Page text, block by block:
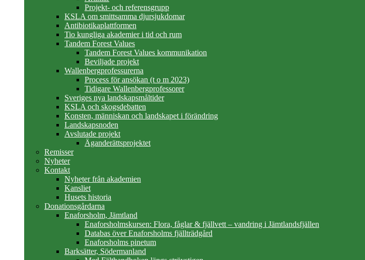
Projekt- och referensgrupp
KSLA om smittsamma djursjukdomar
Antibiotikaplattformen
Tio kungliga akademier i tid och rum
Tandem Forest Values
Tandem Forest Values kommunikation
Beviljade projekt
Wallenbergprofessurerna
Process för ansökan (t o m 2023)
Tidigare Wallenbergprofessorer
Sveriges nya landskapsmåltider
KSLA och skogsdebatten
Konsten, människan och landskapet i förändring
Landskapsnoden
Avslutade projekt
Äganderättsprojektet
Remisser
Nyheter
Kontakt
Nyheter från akademien
Kansliet
Husets historia
Donationsgårdarna
Enaforsholm, Jämtland
Enaforsholmskursen: Flora, fåglar & fjällvett – vandring i Jämtlandsfjällen
Databas över Enaforsholms fjällträdgård
Enaforsholms pinetum
Barksätter, Södermanland